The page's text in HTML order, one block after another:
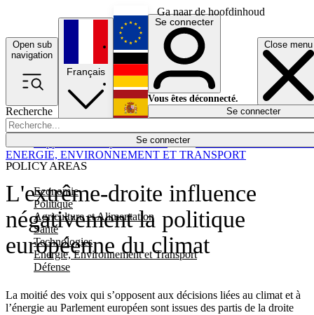
Ga naar de hoofdinhoud
Open sub
navigation
Close menu
Recherche
Se connecter
POLICY AREAS
Economie
Politique
Agriculture et Alimentation
Santé
Technologies
Energie, Environnement et Transport
Défense
Économie
Français
English
Deutsch
Español
Se connecter
Vous êtes déconnecté.
Se connecter
L'extrême-droite influence
négativement la politique
européenne du climat
La moitié des voix qui s’opposent aux décisions liées au climat et à
l’énergie au Parlement européen sont issues des partis de la droite
ENERGIE, ENVIRONNEMENT ET TRANSPORT